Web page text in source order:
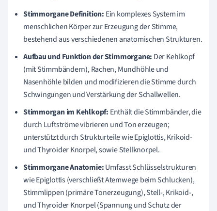
Stimmorgane Definition: Ein komplexes System im
menschlichen Körper zur Erzeugung der Stimme,
bestehend aus verschiedenen anatomischen Strukturen.
Aufbau und Funktion der Stimmorgane: Der Kehlkopf
(mit Stimmbändern), Rachen, Mundhöhle und
Nasenhöhle bilden und modifizieren die Stimme durch
Schwingungen und Verstärkung der Schallwellen.
Stimmorgan im Kehlkopf: Enthält die Stimmbänder, die
durch Luftströme vibrieren und Ton erzeugen;
unterstützt durch Strukturteile wie Epiglottis, Krikoid-
und Thyroider Knorpel, sowie Stellknorpel.
Stimmorgane Anatomie:Umfasst Schlüsselstrukturen
wie Epiglottis (verschließt Atemwege beim Schlucken),
Stimmlippen (primäre Tonerzeugung), Stell-, Krikoid-,
und Thyroider Knorpel (Spannung und Schutz der